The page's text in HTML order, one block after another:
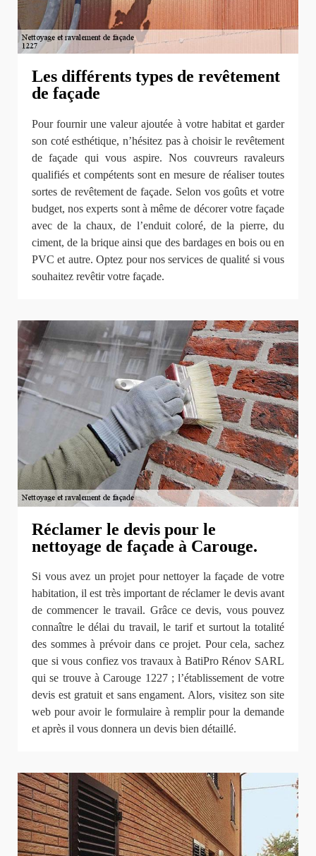
Les différents types de revêtement
de façade
Pour fournir une valeur ajoutée à votre habitat et garder
son coté esthétique, n’hésitez pas à choisir le revêtement
de façade qui vous aspire. Nos couvreurs ravaleurs
qualifiés et compétents sont en mesure de réaliser toutes
sortes de revêtement de façade. Selon vos goûts et votre
budget, nos experts sont à même de décorer votre façade
avec de la chaux, de l’enduit coloré, de la pierre, du
ciment, de la brique ainsi que des bardages en bois ou en
PVC et autre. Optez pour nos services de qualité si vous
souhaitez revêtir votre façade.
Réclamer le devis pour le
nettoyage de façade à Carouge.
Si vous avez un projet pour nettoyer la façade de votre
habitation, il est très important de réclamer le devis avant
de commencer le travail. Grâce ce devis, vous pouvez
connaître le délai du travail, le tarif et surtout la totalité
des sommes à prévoir dans ce projet. Pour cela, sachez
que si vous confiez vos travaux à BatiPro Rénov SARL
qui se trouve à Carouge 1227 ; l’établissement de votre
devis est gratuit et sans engament. Alors, visitez son site
web pour avoir le formulaire à remplir pour la demande
et après il vous donnera un devis bien détaillé.